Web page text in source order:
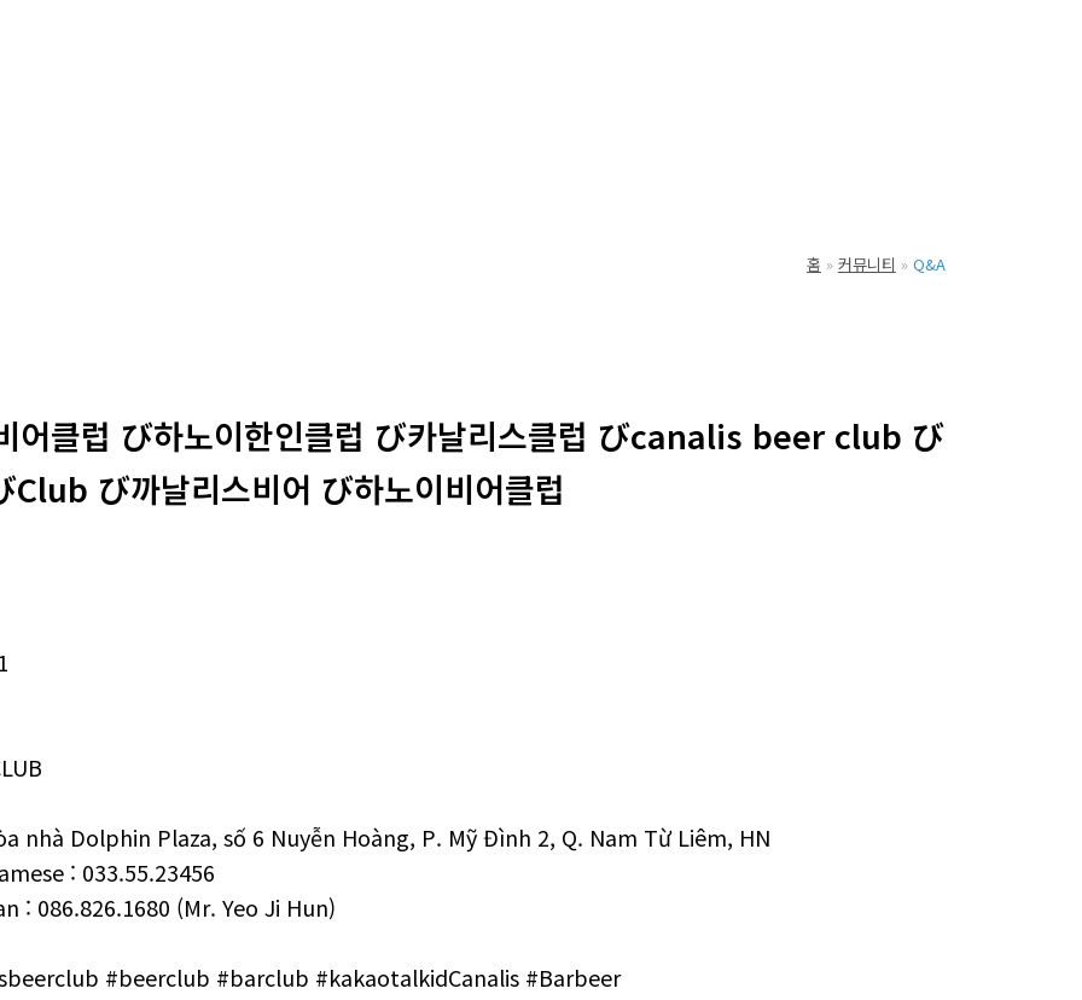
홈 커뮤니티 Q&A
어클럽 び하노이한인클럽 び‍‍카날리스클럽 び‍canalis beer club び
び까날리스비어 ‍‍び하노이비어클럽
nhà Dolphin Plaza, số 6 Nuyễn Hoàng, P. Mỹ Đình 2, Q. Nam Từ Liêm, HN
: 033.55.23456
: 086.826.1680 (Mr. Yeo Ji Hun)
#beerclub #barclub #kakaotalkidCanalis #Barbeer